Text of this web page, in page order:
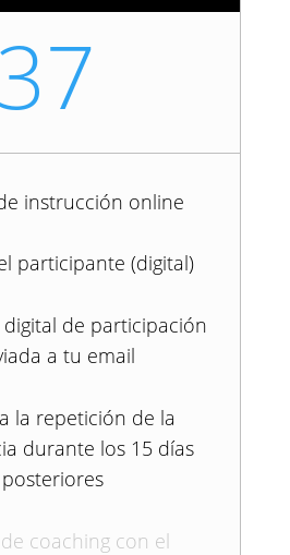
37
instrucción online
participante (digital)
digital de participación
a tu email
la repetición de la
durante los 15 días
posteriores
coaching con el